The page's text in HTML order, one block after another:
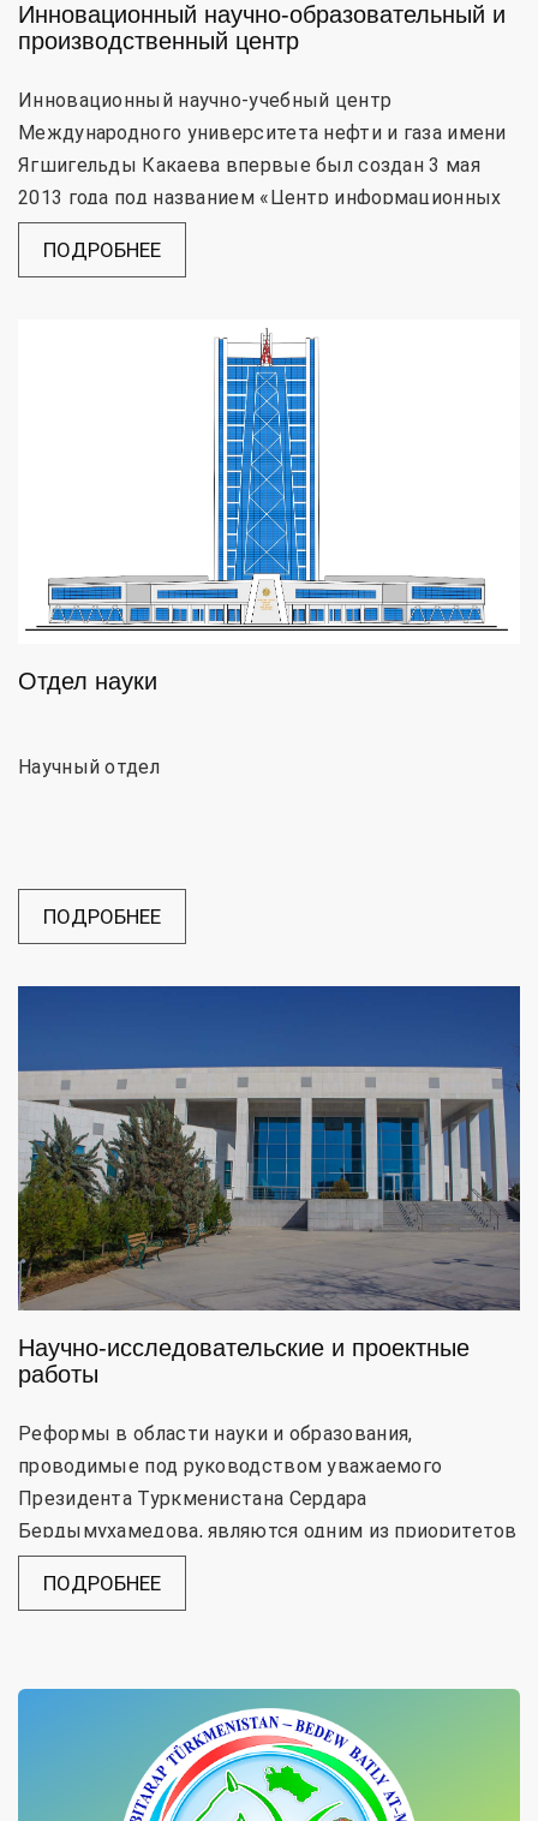
Инновационный научно-образовательный и
производственный центр
Инновационный научно-учебный центр
Международного университета нефти и газа имени
Ягшигельды Какаева впервые был создан 3 мая
2013 года под названием «Центр информационных
техноло...
ПОДРОБНЕЕ
Отдел науки
Научный отдел
ПОДРОБНЕЕ
Научно-исследовательские и проектные
работы
Реформы в области науки и образования,
проводимые под руководством уважаемого
Президента Туркменистана Сердара
Бердымухамедова, являются одним из приоритетов
государственной политики. Потому что бу...
ПОДРОБНЕЕ